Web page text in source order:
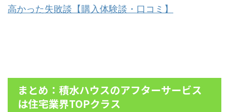
高かった失敗談【購入体験談・口コミ】
まとめ：積水ハウスのアフターサービス
は住宅業界TOPクラス